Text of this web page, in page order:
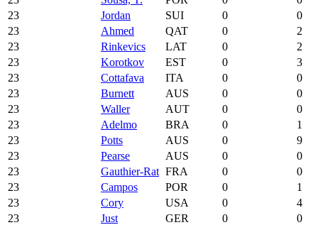
23
Jordan SUI 0
0
23
Ahmed QAT 0
2
23
Rinkevics LAT 0
2
23
Korotkov EST 0
3
23
Cottafava ITA 0
0
23
Burnett AUS 0
0
23
Waller AUT 0
0
23
Adelmo BRA 0
1
23
Potts AUS 0
9
23
Pearse AUS 0
0
23
Gauthier-Rat FRA 0
0
23
Campos POR 0
1
23
Cory USA 0
4
23
Just GER 0
0